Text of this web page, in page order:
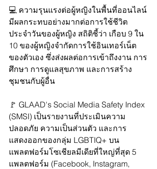
💻 ความรุนแรงต่อผู้หญิงในพื้นที่ออนไลน์
มีผลกระทบอย่างมากต่อการใช้ชีวิต
ประจำวันของผู้หญิง สถิติชี้ว่า เกือบ 9 ใน
10 ของผู้หญิงจำกัดการใช้อินเทอร์เน็ต
ของตัวเอง ซึ่งส่งผลต่อการเข้าถึงงาน การ
ศึกษา การดูแลสุขภาพ และการสร้าง
ชุมชนกับผู้อื่น
🚩 GLAAD's Social Media Safety Index
(SMSI) เป็นรายงานที่ประเมินความ
ปลอดภัย ความเป็นส่วนตัว และการ
แสดงออกของกลุ่ม LGBTIQ+ บน
แพลตฟอร์มโซเชียลมีเดียที่ใหญ่ที่สุด 5
แพลตฟอร์ม (Facebook, Instagram,